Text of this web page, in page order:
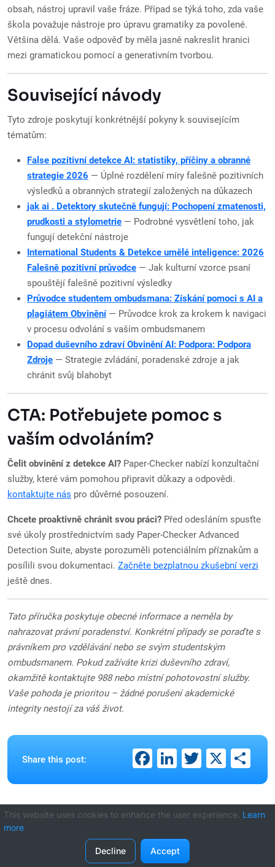
obsah, nástroj upravil vaše fráze. Případ se týká toho, zda vaše
škola považuje nástroje pro úpravu gramatiky za povolené.
Většina dělá. Vaše odpověď by měla jasně nakreslit hranici
mezi gramatickou pomocí a generativním tvorbou.
Související návody
Tyto zdroje poskytují konkrétnější pokyny k souvisejícím
tématům:
False pozitivní detekce AI: statistiky, příčiny a obranné
strategie 2026 — Úplné rozdělení míry falešně pozitivních
výsledků a obranných strategií založených na důkazech
jak ai . Detektory skutečně fungují: Pochopení zmatenosti,
prudkosti a stylometrie — Podrobné vysvětlení toho, jak
fungují detekční nástroje
International Students & Detekce umělé inteligence: 2026
Falešně pozitivní průvodce — Jak kulturní vzorce psaní
spouštějí falešně pozitivní výsledky
Průvodce studentem ombudsmana: Získání pomoci s AI a
plagiátem Obvinění— Průvodce krok za krokem k navigaci
v procesu odvolání s vaším ombudsmanem
Dopad duševního zdraví Obvinění AI: Podpora: Podpora
Zdroje — Strategie zvládání, poradenské zdroje a jak
chránit svůj blahobyt
CTA: Potřebujete pomoc s
vaším odvoláním?
Čelit obvinění z detekce AI? Paper-Checker nabízí konzultační
služby, které vám pomohou připravit důkazy a odpovědi.
kontaktujte nás pro důvěrné posouzení.
Chcete proaktivně chránit svou práci? Před odesláním spusťte
své úkoly prostřednictvím sady Paper-Checker Advanced
Detection Suite, abyste porozuměli potenciálním příznakům a
posílili svou dokumentaci. Začněte bezplatnou zkušební verzi
ještě dnes.
Tato příručka poskytuje obecné informace a neměla by
nahrazovat právní poradenství. Konkrétní případy se poraďte s
právníkem pro vzdělávání nebo se svým studentským
ombudsmanem. Pokud zažíváte krizi duševního zdraví,
okamžitě kontaktujte 988 nebo místní pohotovostní služby.
Vaše pohoda je prioritou – žádné porušení akademické
integrity nestojí za váš život.
Share this post: Facebook
LinkedIn
Twitter
X
Recent Posts
This website uses cookies to enhance the user experience. Learn
more
Decline Accept